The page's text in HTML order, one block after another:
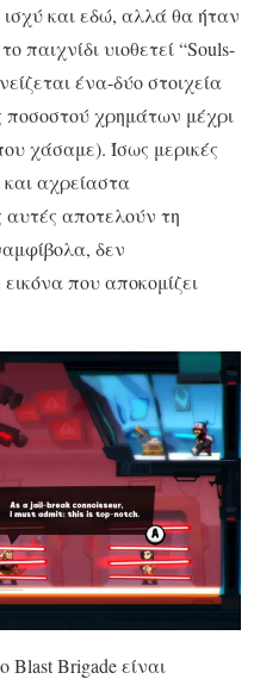
ισχύ και εδώ, αλλά θα ήταν
παιχνίδι υιοθετεί “Souls-
ένα-δύο στοιχεία
χρημάτων μέχρι
χάσαμε). Ίσως μερικές
αχρείαστα
αυτές αποτελούν τη
δεν
που αποκομίζει
Blast Brigade είναι